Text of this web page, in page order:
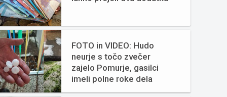
FOTO in VIDEO: Hudo
neurje s točo zvečer
zajelo Pomurje, gasilci
imeli polne roke dela